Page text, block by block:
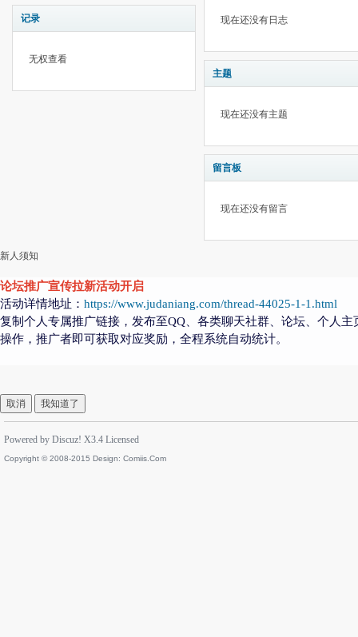
记录
无权查看
现在还没有日志
主题
现在还没有主题
留言板
现在还没有留言
新人须知
论坛推广宣传拉新活动开启
活动详情地址： https://www.judaniang.com/thread-44025-1-1.html
复制个人专属推广链接，发布至QQ、各类聊天社群、论坛、个人
操作，推广者即可获取对应奖励，全程系统自动统计。
取消 我知道了
Powered by Discuz! X3.4 Licensed
Copyright © 2008-2015 Design: Comiis.Com